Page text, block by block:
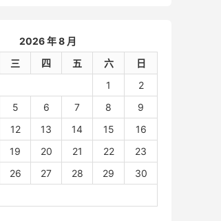
2026 年 8 月
三 四 五 六
日
1
2
5 6 7 8
9
12 13 14 15
16
19 20 21 22
23
26 27 28 29
30